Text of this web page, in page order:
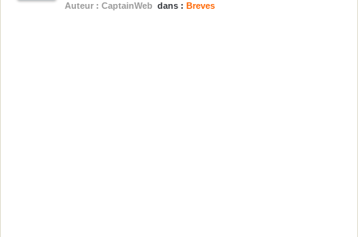
Auteur : CaptainWeb dans : Breves